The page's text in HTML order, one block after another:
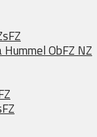
ObFZ NZ